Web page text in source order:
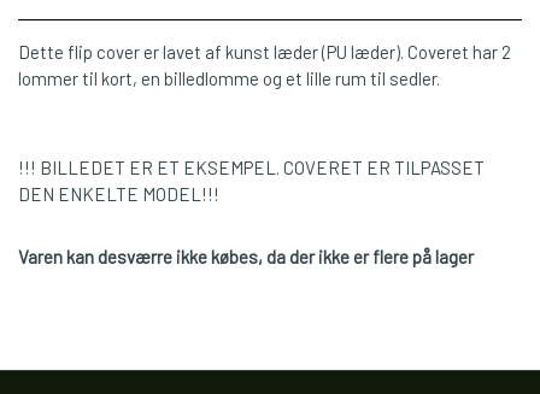
Dette flip cover er lavet af kunst læder (PU læder). Coveret har 2
lommer til kort, en billedlomme og et lille rum til sedler.
!!! BILLEDET ER ET EKSEMPEL. COVERET ER TILPASSET
DEN ENKELTE MODEL!!!
Varen kan desværre ikke købes, da der ikke er flere på lager